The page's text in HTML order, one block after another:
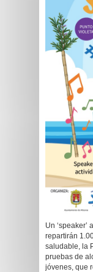
Un ‘speaker’
repartirán
saludable, la
pruebas de
jóvenes, que